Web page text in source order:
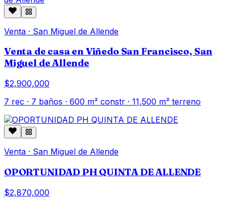
Venta · San Miguel de Allende
Venta de casa en Viñedo San Francisco, San
Miguel de Allende
$2,900,000
7 rec · 7 baños · 600 m² constr · 11,500 m² terreno
Venta · San Miguel de Allende
OPORTUNIDAD PH QUINTA DE ALLENDE
$2,870,000